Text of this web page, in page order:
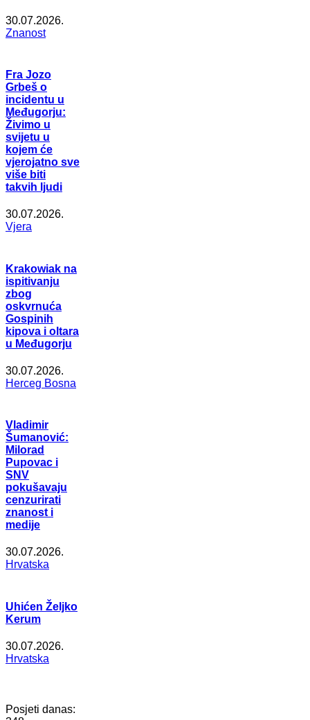
30.07.2026.
Znanost
Fra Jozo
Grbeš o
incidentu u
Međugorju:
Živimo u
svijetu u
kojem će
vjerojatno sve
više biti
takvih ljudi
30.07.2026.
Vjera
Krakowiak na
ispitivanju
zbog
oskvrnuća
Gospinih
kipova i oltara
u Međugorju
30.07.2026.
Herceg Bosna
Vladimir
Šumanović:
Milorad
Pupovac i
SNV
pokušavaju
cenzurirati
znanost i
medije
30.07.2026.
Hrvatska
Uhićen Željko
Kerum
30.07.2026.
Hrvatska
Posjeti danas: